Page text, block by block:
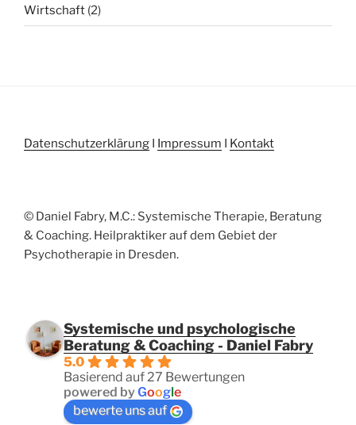
Wirtschaft (2)
Datenschutzerklärung I Impressum I Kontakt
© Daniel Fabry, M.C.: Systemische Therapie, Beratung
& Coaching. Heilpraktiker auf dem Gebiet der
Psychotherapie in Dresden.
Systemische und psychologische
Beratung & Coaching - Daniel Fabry
5.0
Basierend auf 27 Bewertungen
powered byGoogle
bewerte uns auf